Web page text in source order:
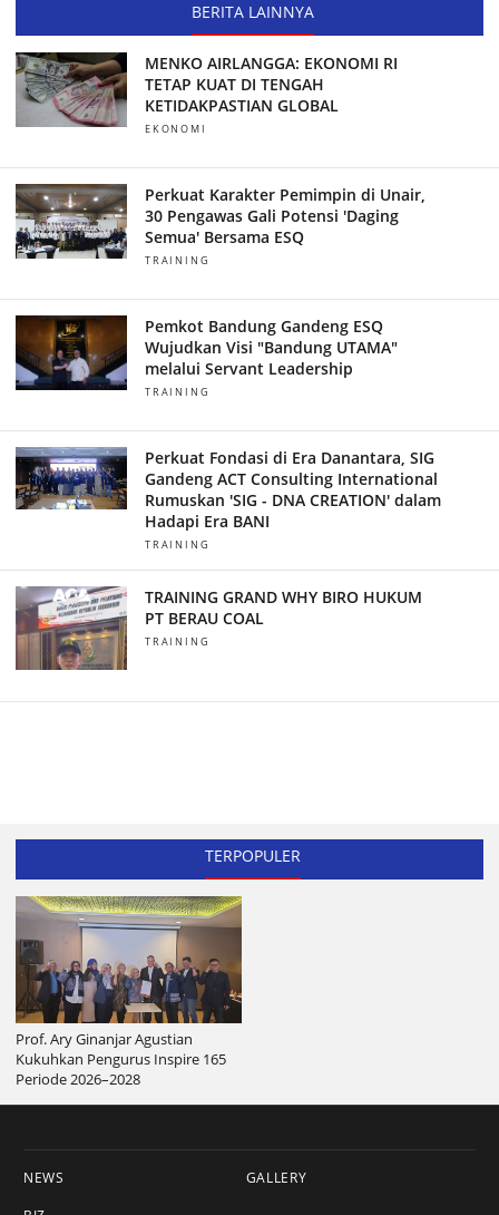
BERITA LAINNYA
MENKO AIRLANGGA: EKONOMI RI
TETAP KUAT DI TENGAH
KETIDAKPASTIAN GLOBAL
EKONOMI
Perkuat Karakter Pemimpin di Unair,
30 Pengawas Gali Potensi 'Daging
Semua' Bersama ESQ
TRAINING
Pemkot Bandung Gandeng ESQ
Wujudkan Visi "Bandung UTAMA"
melalui Servant Leadership
TRAINING
Perkuat Fondasi di Era Danantara, SIG
Gandeng ACT Consulting International
Rumuskan 'SIG - DNA CREATION' dalam
Hadapi Era BANI
TRAINING
TRAINING GRAND WHY BIRO HUKUM
PT BERAU COAL
TRAINING
TERPOPULER
Prof. Ary Ginanjar Agustian
Kukuhkan Pengurus Inspire 165
Periode 2026–2028
NEWS GALLERY